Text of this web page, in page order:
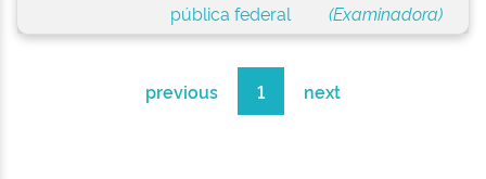
pública federal
(Examinadora)
previous 1 next